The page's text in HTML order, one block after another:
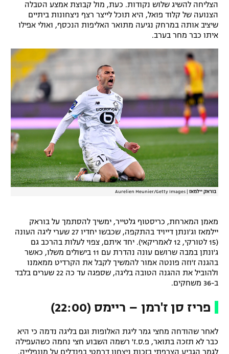
המגזין
הצליחה להשיג שלוש נקודות. כעת, מול קבוצת אמצע הטבלה
הצנועה של קלוד פואל, היא תוכל לייצר רצף ניצחונות ביתיים
שיציב אותה במרחק נגיעה מתואר האליפות הנכסף, ואולי אפילו
איתו כבר מחר בערב.
בוראק יילמאז Aurelien Meunier/Getty Images
מאמן המארחת, כריסטוף גלטייר, ימשיך להסתמך על בוראק
יילמאז וג'ונתן דייויד בהתקפה, שכבשו יחדיו 27 שערי ליגה העונה
(15 לטורקי, 12 לאמריקאי). יחד איתם, צפוי לעלות בהרכב גם
ג'ונתן במבה שרושם עונה נהדרת עם 11 בישולים משלו, כאשר
בהגנה ז'וזה פונטה אמור להמשיך לקבל את הקרדיט ממאמנו
ולהוביל את ההגנה הטובה בליגה, שספגה עד כה 22 שערים בלבד
ב-36 משחקים.
פריז סן ז'רמן – ריימס (22:00)
לאחר שהודחה מחצי גמר ליגת האלופות וגם בליגה נדמה כי היא
כבר לא תזכה בתואר, פ.ס.ז' רשמה השבוע חצי נחמה כשהעפילה
לגמר הגביע הצרפתי בזכות ניצחון דרמטי בפנדלים על מונפלייה.